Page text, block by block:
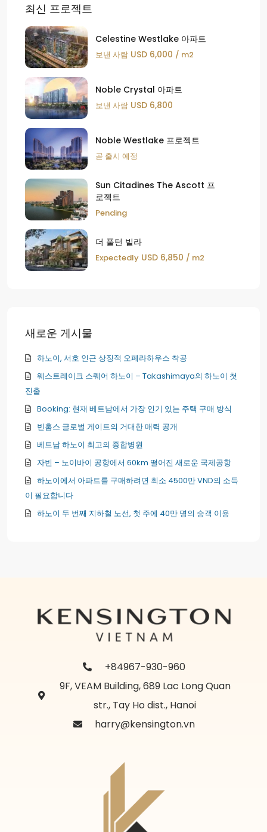
최신 프로젝트
Celestine Westlake 아파트
보낸 사람 USD 6,000 / m2
Noble Crystal 아파트
보낸 사람 USD 6,800
Noble Westlake 프로젝트
곧 출시 예정
Sun Citadines The Ascott 프
로젝트
Pending
더 풀턴 빌라
Expectedly USD 6,850 / m2
새로운 게시물
하노이, 서호 인근 상징적 오페라하우스 착공
웨스트레이크 스퀘어 하노이 – Takashimaya의 하노이 첫
진출
Booking: 현재 베트남에서 가장 인기 있는 주택 구매 방식
빈홈스 글로벌 게이트의 거대한 매력 공개
베트남 하노이 최고의 종합병원
자빈 – 노이바이 공항에서 60km 떨어진 새로운 국제공항
하노이에서 아파트를 구매하려면 최소 4500만 VND의 소득
이 필요합니다
하노이 두 번째 지하철 노선, 첫 주에 40만 명의 승객 이용
+84967-930-960
9F, VEAM Building, 689 Lac Long Quan
str., Tay Ho dist., Hanoi
harry@kensington.vn